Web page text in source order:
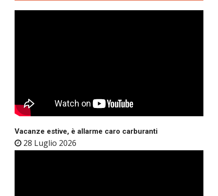
Vacanze estive, è allarme caro carburanti
28 Luglio 2026